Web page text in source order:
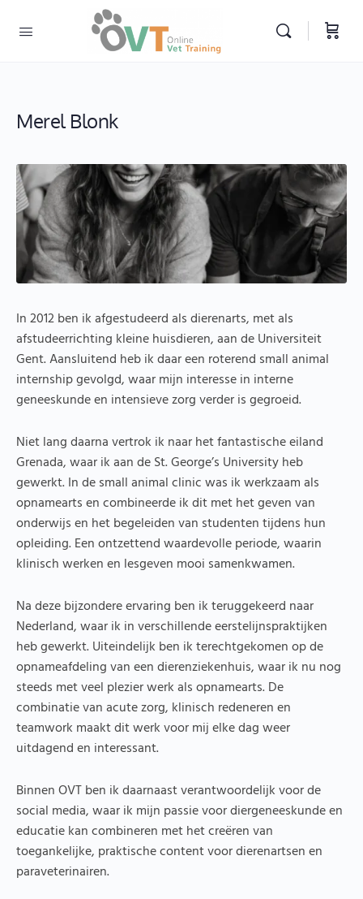
Merel Blonk
In 2012 ben ik afgestudeerd als dierenarts, met als
afstudeerrichting kleine huisdieren, aan de Universiteit
Gent. Aansluitend heb ik daar een roterend small animal
internship gevolgd, waar mijn interesse in interne
geneeskunde en intensieve zorg verder is gegroeid.
Niet lang daarna vertrok ik naar het fantastische eiland
Grenada, waar ik aan de St. George’s University heb
gewerkt. In de small animal clinic was ik werkzaam als
opnamearts en combineerde ik dit met het geven van
onderwijs en het begeleiden van studenten tijdens hun
opleiding. Een ontzettend waardevolle periode, waarin
klinisch werken en lesgeven mooi samenkwamen.
Na deze bijzondere ervaring ben ik teruggekeerd naar
Nederland, waar ik in verschillende eerstelijnspraktijken
heb gewerkt. Uiteindelijk ben ik terechtgekomen op de
opnameafdeling van een dierenziekenhuis, waar ik nu nog
steeds met veel plezier werk als opnamearts. De
combinatie van acute zorg, klinisch redeneren en
teamwork maakt dit werk voor mij elke dag weer
uitdagend en interessant.
Binnen OVT ben ik daarnaast verantwoordelijk voor de
social media, waar ik mijn passie voor diergeneeskunde en
educatie kan combineren met het creëren van
toegankelijke, praktische content voor dierenartsen en
paraveterinairen.